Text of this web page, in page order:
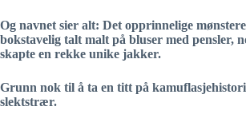
Og navnet sier alt: Det opprinnelige
bokstavelig talt malt på bluser med pensler,
skapte en rekke unike jakker.
Grunn nok til å ta en titt på
slektstrær.